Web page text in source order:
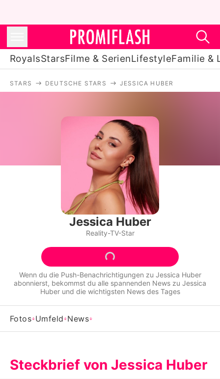
RoyalsStarsFilme & SerienLifestyleFamilie &
Filme & Serien
Lifestyle
Familie & Liebe
Promiflash Exklusiv
Alle Themen auf Promiflash
Jobs
App runterladen
Team
Impressum
Nutzungsbedingungen
STARS DEUTSCHE STARS JESSICA HUBER
Jessica Huber
Reality-TV-Star
Wenn du die Push-Benachrichtigungen zu Jessica Huber
abonnierst, bekommst du alle spannenden News zu Jessica
Huberund die wichtigsten News des Tages
Fotos Umfeld News
Steckbrief von Jessica Huber